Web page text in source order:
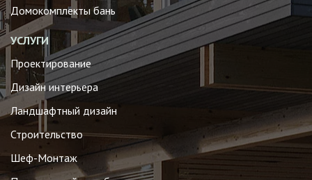
Домокомплекты бань
УСЛУГИ
Проектирование
Дизайн интерьера
Ландшафтный дизайн
Строительство
Шеф-Монтаж